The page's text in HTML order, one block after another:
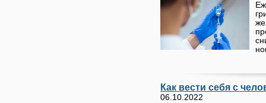
Как вести себя с
06.10.2022